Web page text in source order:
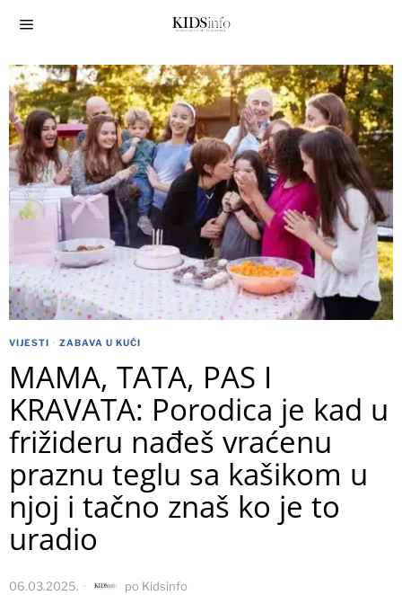
VIJESTI · ZABAVA U KUĆI
MAMA, TATA, PAS I
KRAVATA: Porodica je kad u
frižideru nađeš vraćenu
praznu teglu sa kašikom u
njoj i tačno znaš ko je to
uradio
06.03.2025. po Kidsinfo